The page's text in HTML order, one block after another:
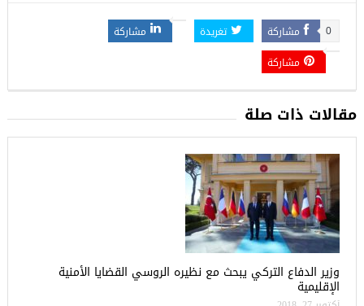
مشاركة 0 تغريدة
مشاركة
مشاركة
مقالات ذات صلة
وزير الدفاع التركي يبحث مع نظيره الروسي القضايا الأمنية
الإقليمية